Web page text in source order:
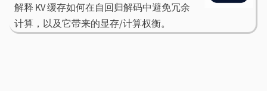
解释 KV 缓存如何在自回归解码中避免冗余
计算，以及它带来的显存/计算权衡。